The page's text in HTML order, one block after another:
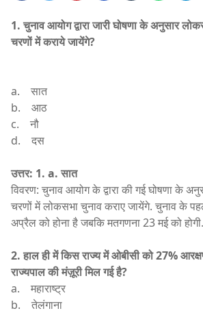
1. चुनाव आयोग द्वारा जारी घोषणा के अनुसार
चरणों में कराये जायेंगे?
a. सात
b. आठ
c. नौ
d. दस
उत्तर: 1. a. सात
विवरण: चुनाव आयोग के द्वारा की गई घोषणा के
चरणों में लोकसभा चुनाव कराए जायेंगे. चुनाव के
अप्रैल को होना है जबकि मतगणना 23 मई को होगी.
2. हाल ही में किस राज्य में ओबीसी को 27%
राज्यपाल की मंज़ूरी मिल गई है?
a. महाराष्ट्र
b. तेलंगाना